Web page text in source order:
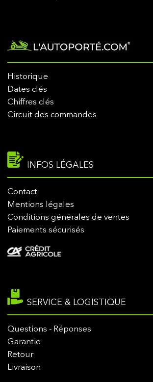
Historique
Dates clés
Chiffres clés
Circuit des commandes
INFOS LÉGALES
Contact
Mentions légales
Conditions générales de ventes
Paiements sécurisés
SERVICE & LOGISTIQUE
Questions - Réponses
Garantie
Retour
Livraison